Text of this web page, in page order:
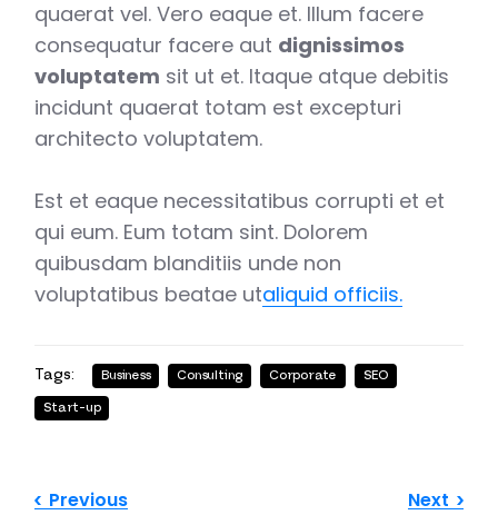
quaerat vel. Vero eaque et. Illum facere
consequatur facere aut dignissimos
voluptatem sit ut et. Itaque atque debitis
incidunt quaerat totam est excepturi
architecto voluptatem.
Est et eaque necessitatibus corrupti et et
qui eum. Eum totam sint. Dolorem
quibusdam blanditiis unde non
voluptatibus beatae utaliquid officiis.
Tags: Business Consulting Corporate SEO
Start-up
Previous Next